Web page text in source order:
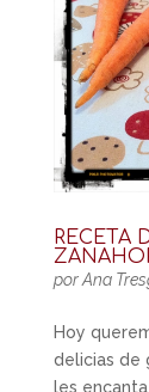
RECETA
porAna
Hoy
delicias de
les